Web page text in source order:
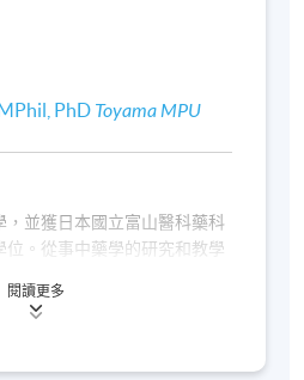
PhD Toyama MPU
，並獲日本國立富山醫科藥科
位。從事中藥學的研究和教學
研究員等。擅長對中藥品質的
閱讀更多